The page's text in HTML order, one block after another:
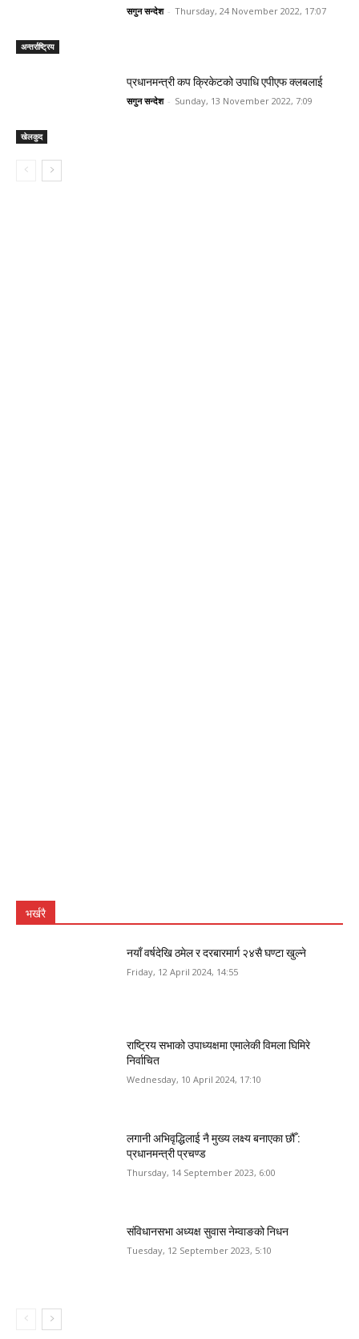
अन्तर्राष्ट्रिय
सगुन सन्देश - Thursday, 24 November 2022, 17:07
खेलकुद
प्रधानमन्त्री कप क्रिकेटको उपाधि एपीएफ क्लबलाई
सगुन सन्देश - Sunday, 13 November 2022, 7:09
भर्खरै
नयाँ वर्षदेखि ठमेल र दरबारमार्ग २४सै घण्टा खुल्ने
Friday, 12 April 2024, 14:55
राष्ट्रिय सभाको उपाध्यक्षमा एमालेकी विमला घिमिरे
निर्वाचित
Wednesday, 10 April 2024, 17:10
लगानी अभिवृद्धिलाई नै मुख्य लक्ष्य बनाएका छौँ :
प्रधानमन्त्री प्रचण्ड
Thursday, 14 September 2023, 6:00
संविधानसभा अध्यक्ष सुवास नेम्वाङको निधन
Tuesday, 12 September 2023, 5:10